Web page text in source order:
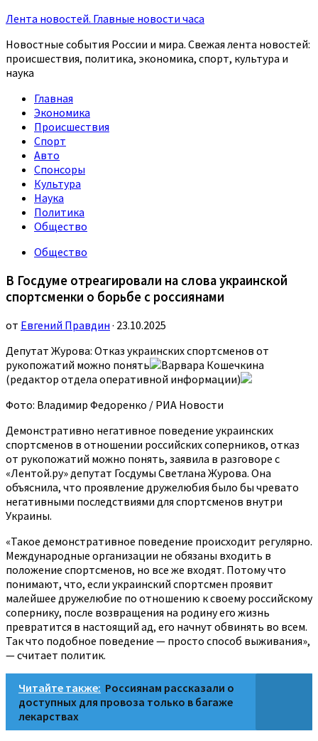
Лента новостей. Главные новости часа
Новостные события России и мира. Свежая лента новостей:
происшествия, политика, экономика, спорт, культура и
наука
Главная
Экономика
Происшествия
Спорт
Авто
Спонсоры
Культура
Наука
Политика
Общество
Общество
В Госдуме отреагировали на слова украинской
спортсменки о борьбе с россиянами
от Евгений Правдин · 23.10.2025
Депутат Журова: Отказ украинских спортсменов от
рукопожатий можно понять
Варвара Кошечкина
(редактор отдела оперативной информации)
Фото: Владимир Федоренко / РИА Новости
Демонстративно негативное поведение украинских
спортсменов в отношении российских соперников, отказ
от рукопожатий можно понять, заявила в разговоре с
«Лентой.ру» депутат Госдумы Светлана Журова. Она
объяснила, что проявление дружелюбия было бы чревато
негативными последствиями для спортсменов внутри
Украины.
«Такое демонстративное поведение происходит регулярно.
Международные организации не обязаны входить в
положение спортсменов, но все же входят. Потому что
понимают, что, если украинский спортсмен проявит
малейшее дружелюбие по отношению к своему российскому
сопернику, после возвращения на родину его жизнь
превратится в настоящий ад, его начнут обвинять во всем.
Так что подобное поведение — просто способ выживания»,
— считает политик.
Читайте также: Россиянам рассказали о
доступных для провоза только в багаже
лекарствах